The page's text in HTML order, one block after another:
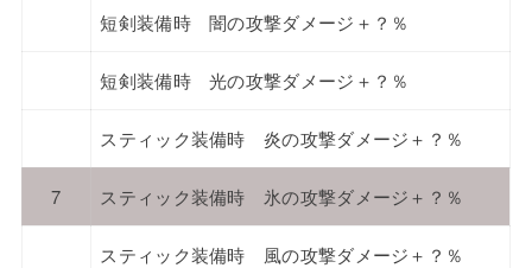
短剣装備時 闇の攻撃ダメージ＋？％
短剣装備時 光の攻撃ダメージ＋？％
スティック装備時 炎の攻撃ダメージ＋？％
7 スティック装備時 氷の攻撃ダメージ＋？％
スティック装備時 風の攻撃ダメージ＋？％